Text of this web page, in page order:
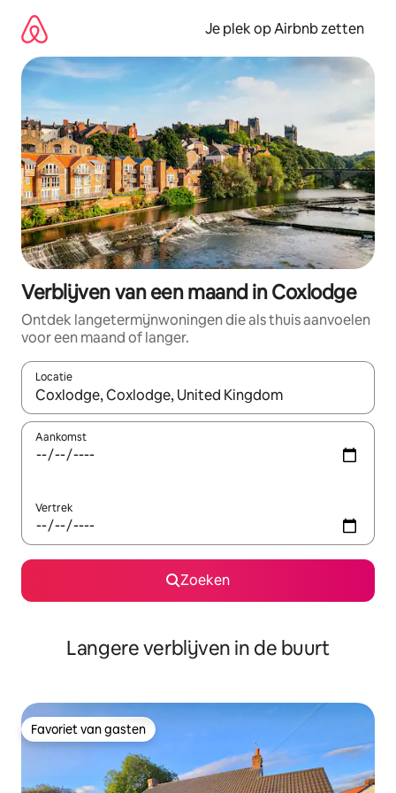
direct
naar
inhoud
Je plek op Airbnb zetten
Verblijven van een maand in Coxlodge
Ontdek langetermijnwoningen die als thuis aanvoelen
voor een maand of langer.
Locatie
Wanneer er resultaten beschikbaar zijn, maak je een keuze
Aankomst
Vertrek
Zoeken
Langere verblijven in de buurt
Favoriet van gasten
Favoriet van gasten